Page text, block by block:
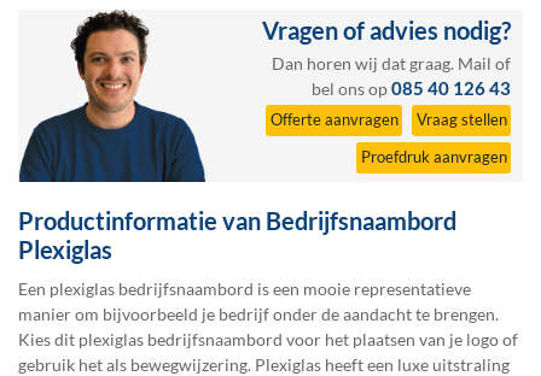
Vragen of advies nodig?
Dan horen wij dat graag. Mail of
bel ons op085 40 126 43
Offerte aanvragen
Vraag stellen
Proefdruk aanvragen
Productinformatie van Bedrijfsnaambord
Plexiglas
Een plexiglas bedrijfsnaambord is een mooie representatieve
manier om bijvoorbeeld je bedrijf onder de aandacht te brengen.
Kies dit plexiglas bedrijfsnaambord voor het plaatsen van je logo of
gebruik het als bewegwijzering. Plexiglas heeft een luxe uitstraling